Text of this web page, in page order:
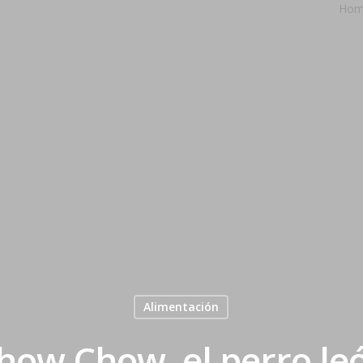
Alimentación